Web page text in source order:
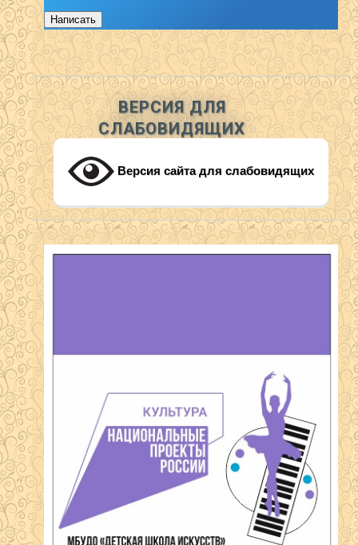
Написать
ВЕРСИЯ ДЛЯ
СЛАБОВИДЯЩИХ
Версия сайта для слабовидящих